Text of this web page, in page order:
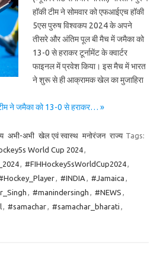
हॉकी टीम ने सोमवार को एफआईएच हॉकी
5एस पुरुष विश्वकप 2024 के अपने
तीसरे और अंतिम पूल बी मैच में जमैका को
13-0 से हराकर टूर्नामेंट के क्वार्टर
फाइनल में प्रवेश किया। इस मैच में भारत
ने शुरू से ही आक्रामक खेल का मुजाहिरा
ने जमैका को 13-0 से हराकर… »
अभी-अभी खेल एवं स्वास्थ मनोरंजन राज्य Tags:
World Cup 2024,
, #FIHHockey5sWorldCup2024,
, #INDIA , #Jamaica ,
, #manindersingh , #NEWS ,
, #samachar, #samachar_bharati ,